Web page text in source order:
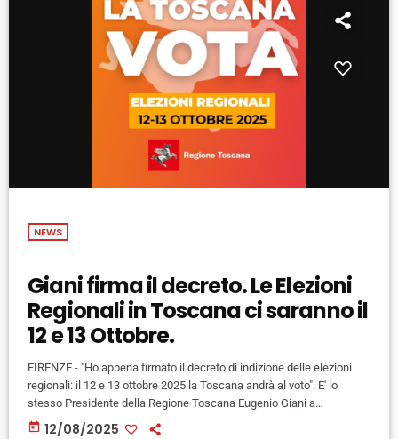
NEWS
Giani firma il decreto. Le Elezioni
Regionali in Toscana ci saranno il
12 e 13 Ottobre.
FIRENZE - "Ho appena firmato il decreto di indizione delle elezioni
regionali: il 12 e 13 ottobre 2025 la Toscana andrà al voto". E' lo
stesso Presidente della Regione Toscana Eugenio Giani a
confermare le date delle prossime Elezioni Regionali in Toscana.
today 12/08/2025